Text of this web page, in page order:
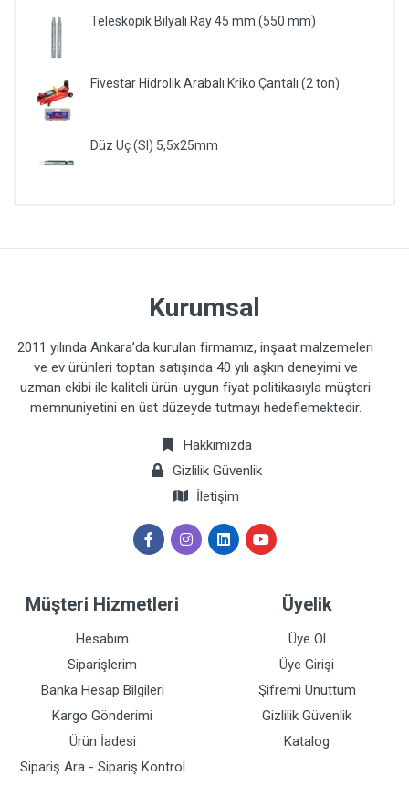
Teleskopik Bilyalı Ray 45 mm (550 mm)
Fivestar Hidrolik Arabalı Kriko Çantalı (2 ton)
Düz Uç (Sl) 5,5x25mm
Kurumsal
2011 yılında Ankara’da kurulan firmamız, inşaat malzemeleri
ve ev ürünleri toptan satışında 40 yılı aşkın deneyimi ve
uzman ekibi ile kaliteli ürün-uygun fiyat politikasıyla müşteri
memnuniyetini en üst düzeyde tutmayı hedeflemektedir.
Hakkımızda
Gizlilik Güvenlik
İletişim
Müşteri Hizmetleri
Hesabım
Siparişlerim
Banka Hesap Bilgileri
Kargo Gönderimi
Ürün İadesi
Sipariş Ara - Sipariş Kontrol
Üyelik
Üye Ol
Üye Girişi
Şifremi Unuttum
Gizlilik Güvenlik
Katalog